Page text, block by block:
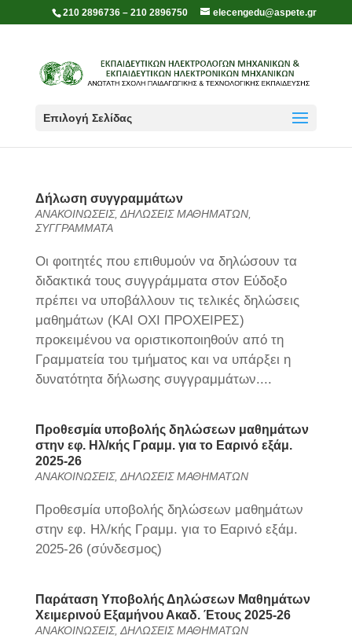
210 2896736 – 210 2896750 elecengedu@aspete.gr
Επιλογή Σελίδας
Δήλωση συγγραμμάτων
ΑΝΑΚΟΙΝΩΣΕΙΣ, ΔΗΛΩΣΕΙΣ ΜΑΘΗΜΑΤΩΝ,
ΣΥΓΓΡΑΜΜΑΤΑ
Οι φοιτητές που επιθυμούν να δηλώσουν τα
διδακτικά τους συγγράμματα στον Εύδοξο
πρέπει να υποβάλλουν τις τελικές δηλώσεις
μαθημάτων (ΚΑΙ ΟΧΙ ΠΡΟΧΕΙΡΕΣ)
προκειμένου να οριστικοποιηθούν από τη
Γραμματεία του τμήματος και να υπάρξει η
δυνατότητα δήλωσης συγγραμμάτων....
Προθεσμία υποβολής δηλώσεων μαθημάτων
στην εφ. Ηλ/κής Γραμμ. για το Εαρινό εξάμ.
2025-26
ΑΝΑΚΟΙΝΩΣΕΙΣ, ΔΗΛΩΣΕΙΣ ΜΑΘΗΜΑΤΩΝ
Προθεσμία υποβολής δηλώσεων μαθημάτων
στην εφ. Ηλ/κής Γραμμ. για το Εαρινό εξάμ.
2025-26 (σύνδεσμος)
Παράταση Υποβολής Δηλώσεων Μαθημάτων
Χειμερινού Εξαμήνου Ακαδ. Έτους 2025-26
ΑΝΑΚΟΙΝΩΣΕΙΣ, ΔΗΛΩΣΕΙΣ ΜΑΘΗΜΑΤΩΝ